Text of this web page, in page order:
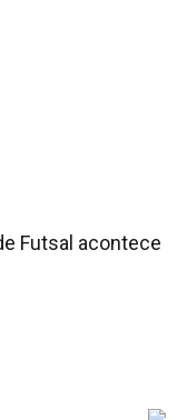
Futsal acontece